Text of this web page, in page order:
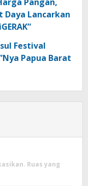
Daya Lancarkan
Festival
Papua Barat
Ruas yang